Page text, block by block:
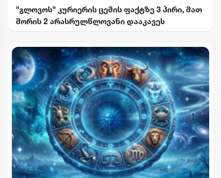
"გლოვოს" კურიერის ცემის ფაქტზე 3 პირი, მათ
შორის 2 არასრულწლოვანი დააკავეს